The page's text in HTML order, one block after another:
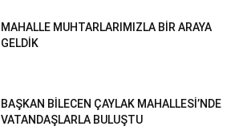
MAHALLE MUHTARLARIMIZLA BİR ARAYA
GELDİK
BAŞKAN BİLECEN ÇAYLAK MAHALLESİ’NDE
VATANDAŞLARLA BULUŞTU